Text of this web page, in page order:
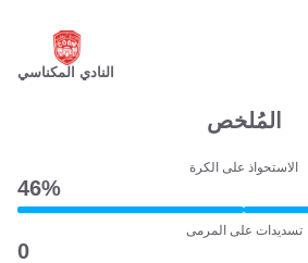
النادي المكناسي
المُلخص
الاستحواذ على الكرة
46‎%‎
تسديدات على المرمى
0